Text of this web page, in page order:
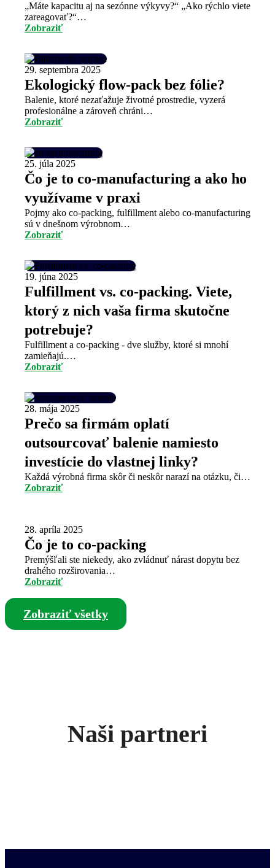
„Máte kapacitu aj na sezónne výkyvy?“ „Ako rýchlo viete
zareagovať?“…
Zobraziť
29. septembra 2025
Ekologický flow-pack bez fólie?
Balenie, ktoré nezaťažuje životné prostredie, vyzerá
profesionálne a zároveň chráni…
Zobraziť
25. júla 2025
Čo je to co-manufacturing a ako ho
využívame v praxi
Pojmy ako co-packing, fulfillment alebo co-manufacturing
sú v dnešnom výrobnom…
Zobraziť
19. júna 2025
Fulfillment vs. co-packing. Viete,
ktorý z nich vaša firma skutočne
potrebuje?
Fulfillment a co-packing - dve služby, ktoré si mnohí
zamieňajú.…
Zobraziť
28. mája 2025
Prečo sa firmám oplatí
outsourcovať balenie namiesto
investície do vlastnej linky?
Každá výrobná firma skôr či neskôr narazí na otázku, či…
Zobraziť
28. apríla 2025
Čo je to co-packing
Premýšľali ste niekedy, ako zvládnuť nárast dopytu bez
drahého rozširovania…
Zobraziť
Zobraziť všetky
Naši partneri